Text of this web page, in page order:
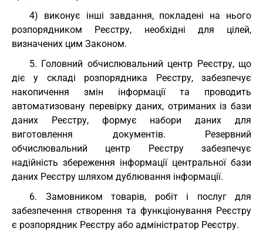
4) виконує інші завдання, покладені на нього
розпорядником Реєстру, необхідні для цілей,
визначених цим Законом.
5. Головний обчислювальний центр Реєстру, що
діє у складі розпорядника Реєстру, забезпечує
накопичення змін інформації та проводить
автоматизовану перевірку даних, отриманих із бази
даних Реєстру, формує набори даних для
виготовлення документів. Резервний
обчислювальний центр Реєстру забезпечує
надійність збереження інформації центральної бази
даних Реєстру шляхом дублювання інформації.
6. Замовником товарів, робіт і послуг для
забезпечення створення та функціонування Реєстру
є розпорядник Реєстру або адміністратор Реєстру.